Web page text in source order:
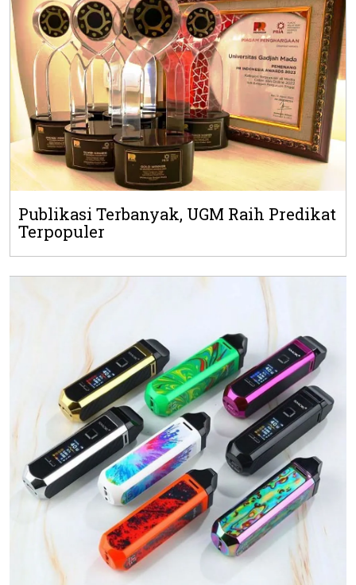
Publikasi Terbanyak, UGM Raih Predikat
Terpopuler